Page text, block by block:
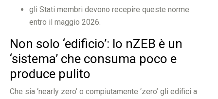
gli Stati membri devono recepire queste norme
entro il maggio 2026.
Non solo ‘edificio’: lo nZEB è un
‘sistema’ che consuma poco e
produce pulito
Che sia ‘nearly zero’ o compiutamente ‘zero’ gli edifici a